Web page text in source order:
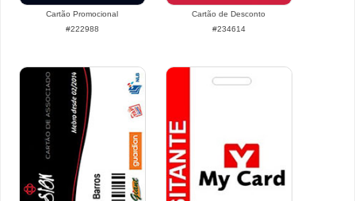
Cartão Promocional
#222988
Cartão de Desconto
#234614